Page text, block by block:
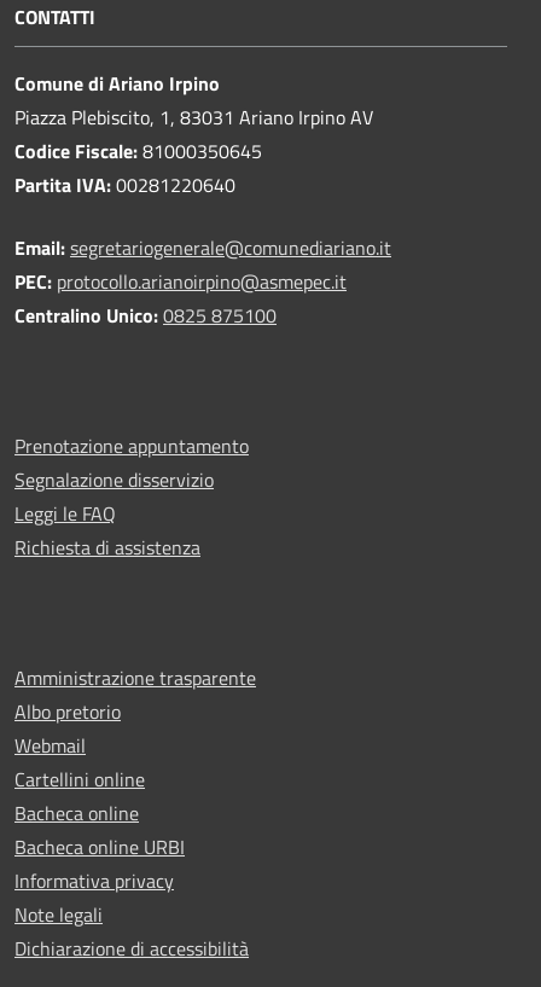
CONTATTI
Comune di Ariano Irpino
Piazza Plebiscito, 1, 83031 Ariano Irpino AV
Codice Fiscale:81000350645
Partita IVA:00281220640
Email:segretariogenerale@comunediariano.it
PEC: protocollo.arianoirpino@asmepec.it
Centralino Unico:0825 875100
Prenotazione appuntamento
Segnalazione disservizio
Leggi le FAQ
Richiesta di assistenza
Amministrazione trasparente
Albo pretorio
Webmail
Cartellini online
Bacheca online
Bacheca online URBI
Informativa privacy
Note legali
Dichiarazione di accessibilità